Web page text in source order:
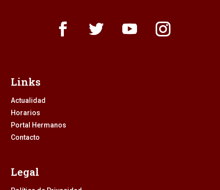
Links
Actualidad
Horarios
Portal Hermanos
Contacto
Legal